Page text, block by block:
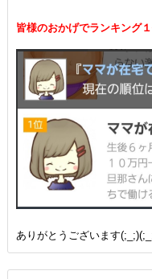
皆様のおかげでランキング
ありがとうございます